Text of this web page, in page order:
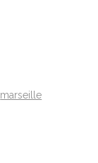
marseille